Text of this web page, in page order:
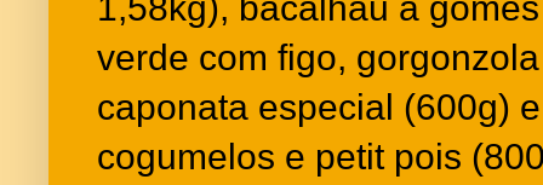
1,58kg), bacalhau à
verde com figo,
caponata especial (600g)
cogumelos e petit pois